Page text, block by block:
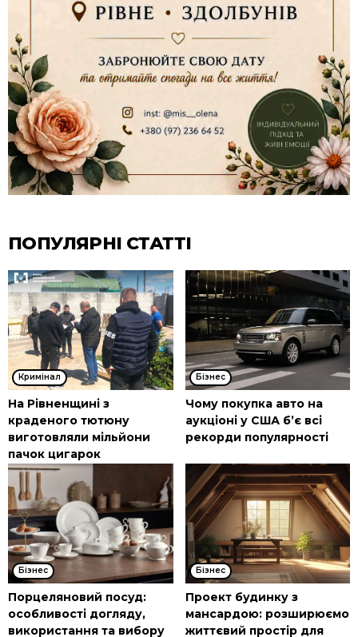
ПОПУЛЯРНІ СТАТТІ
Кримінал
На Рівненщині з
краденого тютюну
виготовляли мільйони
пачок цигарок
Бізнес
Чому покупка авто на
аукціоні у США б’є всі
рекорди популярності
Бізнес
Порцеляновий посуд:
особливості догляду,
використання та вибору
Бізнес
Проект будинку з
мансардою: розширюємо
життєвий простір для